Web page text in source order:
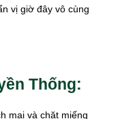
vị giờ đây vô cùng
Thống:
mai và chặt miếng